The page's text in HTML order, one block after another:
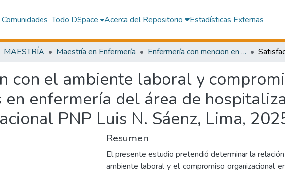
Comunidades Todo DSpace Acerca del Repositorio Estadísticas Externas
MAESTRÍA Maestría en Enfermería Enfermería con mencion en Ciencias de la Enfermería
con el ambiente laboral y
en enfermería del área de
PNP Luis N. Sáenz, Lima,
Resumen
El presente estudio pretendió determinar la
ambiente laboral y el compromiso organizacional